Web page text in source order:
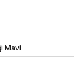
Mavi